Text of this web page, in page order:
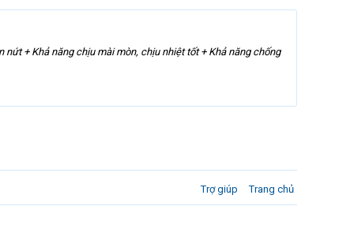
+ Khả năng chịu mài mòn, chịu nhiệt tốt + Khả năng chống
Trợ giúp Trang chủ